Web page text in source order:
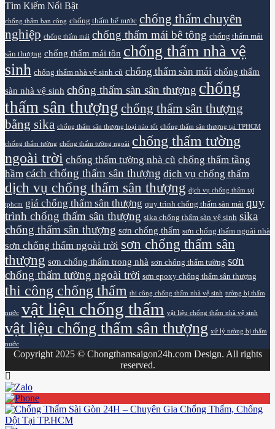
Tìm Kiếm Nổi Bật
chống thấm ban công chống thấm bể nước chống thấm chuyên
nghiệp chống thấm mái chống thấm mái bê tông chống thấm mái
sân thượng chống thấm mái tôn chống thấm nhà vệ
sinh chống thấm nhà vệ sinh cũ chống thấm sàn mái chống thấm
sàn nhà vệ sinh chống thấm sàn sân thượng chống
thấm sân thượng chống thấm sân thượng
bằng sika chống thấm sân thượng loại nào tốt chống thấm sân thượng tại TPHCM
chống thấm tường chống thấm tường ngoài chống thấm tường
ngoài trời chống thấm tường nhà cũ chống thấm tầng
hầm cách chống thấm sân thượng dịch vụ chống thấm
dịch vụ chống thấm sân thượng dịch vụ chống thấm tại
tphcm giá chống thấm sân thượng quy trình chống thấm sàn mái quy
trình chống thấm sân thượng sika chống thấm sàn vệ sinh sika
chống thấm sân thượng sơn chống thấm sơn chống thấm ngoài nhà
sơn chống thấm ngoài trời sơn chống thấm sân
thượng sơn chống thấm trong nhà sơn chống thấm tường sơn
chống thấm tường ngoài trời sơn epoxy chống thấm sân thượng
thi công chống thấm thi công chống thấm nhà vệ sinh tường bị thấm
nước vật liệu chống thấm vật liệu chống thấm nhà vệ sinh
vật liệu chống thấm sân thượng xử lý tường bị thấm
nước
Copyright 2025 © Chongthamsaigon24h.com Design. All rights
reserved.